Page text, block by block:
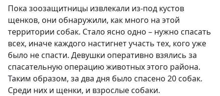
Пока зоозащитницы извлекали из-под кустов
щенков, они обнаружили, как много на этой
территории собак. Стало ясно одно – нужно спасать
всех, иначе каждого настигнет участь тех, кого уже
было не спасти. Девушки оперативно взялись за
спасательную операцию животных этого района.
Таким образом, за два дня было спасено 20 собак.
Среди них и щенки, и взрослые собаки.